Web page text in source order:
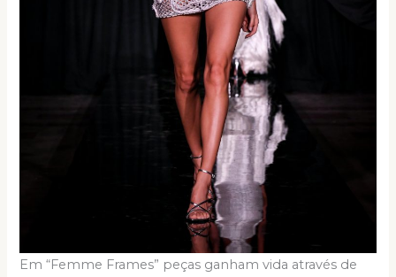
Em “Femme Frames” peças ganham vida através de